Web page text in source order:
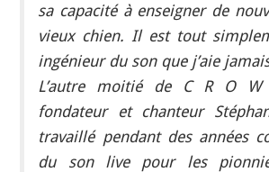
sa capacité à enseigner de
vieux chien. Il est tout
ingénieur du son que j’aie
L’autre moitié de C R O
fondateur et chanteur
travaillé pendant des années
du son live pour les